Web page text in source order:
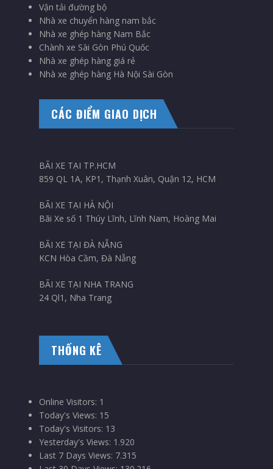
Vận tải đường bộ
Nhà xe chuyển hàng nam bắc
Nhà xe ghép hàng Nam Bắc
Chành xe Sài Gòn Phú Quốc
Nhà xe ghép hàng giá rẻ
Nhà xe ghép hàng Hà Nội Sài Gòn
CÁC ĐIỂM GIAO DỊCH
BÃI XE TẠI TP.HCM
859 QL 1A, KP1, Thạnh Xuân, Quận 12, HCM
BÃI XE TẠI HÀ NỘI
Bãi Xe số 1 Thúy Lĩnh, Lĩnh Nam, Hoàng Mai
BÃI XE TẠI ĐÀ NẴNG
KCN Hòa Cầm, Đà Nẵng
BÃI XE TẠI NHA TRANG
24 Ql1, Nha Trang
THỐNG KÊ
Online Visitors: 1
Today's Views: 15
Today's Visitors: 13
Yesterday's Views: 1.920
Last 7 Days Views: 7.315